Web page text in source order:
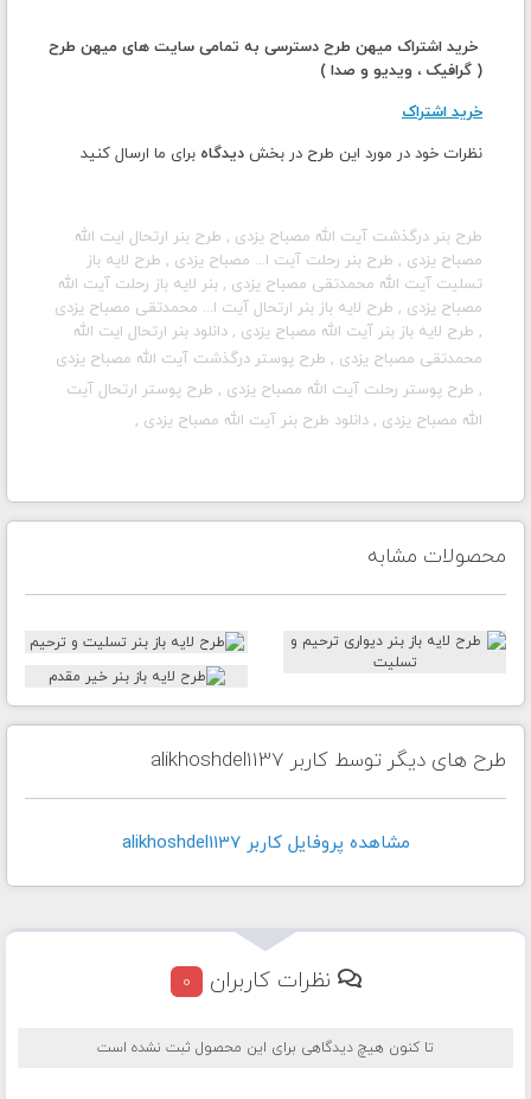
خرید اشتراک میهن طرح دسترسی به تمامی سایت های میهن طرح
( گرافیک ، ویدیو و صدا )
خرید اشتراک
نظرات خود در مورد این طرح در بخش دیدگاه برای ما ارسال کنید
طرح بنر درگذشت آیت الله مصباح یزدی , طرح بنر ارتحال ایت الله
مصباح یزدی , طرح بنر رحلت آیت ا... مصباح یزدی , طرح لایه باز
تسلیت آیت الله محمدتقی مصباح یزدی , بنر لایه باز رحلت آیت الله
مصباح یزدی , طرح لایه باز بنر ارتحال آیت ا... محمدتقی مصباح یزدی
, طرح لایه باز بنر آیت الله مصباح یزدی , دانلود بنر ارتحال ایت الله
محمدتقی مصباح یزدی , طرح پوستر درگذشت آیت الله مصباح یزدی
, طرح پوستر رحلت آیت الله مصباح یزدی , طرح پوستر ارتحال آیت
الله مصباح یزدی , دانلود طرح بنر آیت الله مصباح یزدی ,
محصولات مشابه
طرح های دیگر توسط کاربر alikhoshdel1137
مشاهده پروفايل کاربر alikhoshdel1137
نظرات کاربران 0
تا کنون هیچ دیدگاهی برای این محصول ثبت نشده است